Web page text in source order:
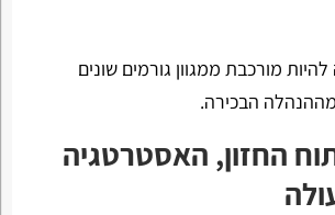
מורכבת ממגוון גורמים שונים
הבכירה.
פיתוח החזון, האסטרטגיה